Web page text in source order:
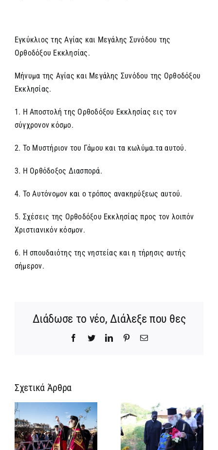
Εγκύκλιος της Αγίας και Μεγάλης Συνόδου της
Ορθοδόξου Εκκλησίας.
Μήνυμα της Αγίας και Μεγάλης Συνόδου της Ορθοδόξου
Εκκλησίας.
1. Η Αποστολή της Ορθοδόξου Εκκλησίας εις τον
σύγχρονον κόσμο.
2. Το Μυστήριον του Γάμου και τα κωλύμα.τα αυτού.
3. Η Ορθόδοξος Διασπορά.
4. Το Αυτόνομον και ο τρόπος ανακηρύξεως αυτού.
5. Σχέσεις της Ορθοδόξου Εκκλησίας προς τον λοιπόν
Χριστιανικόν κόσμον.
6. Η σπουδαιότης της νηστείας και η τήρησις αυτής
σήμερον.
Διάδωσε το νέο, Διάλεξε που θες
Facebook
TwitterLinkedInPinterestEmail
Σχετικά Άρθρα
ΠΑΤΡΙΑΡΧΗΣ
ΑΛΕΞΑΝΔΡΕΙΑΣ
ΜΑΚΡΥΑ ΑΠΟ
ΠΑΤΡΙΑΡΧΙΚΗ
ΕΓΚΥΚΛΙΟΣ